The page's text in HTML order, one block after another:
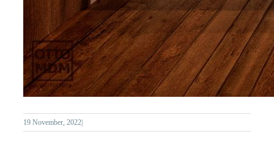
19 November, 2022